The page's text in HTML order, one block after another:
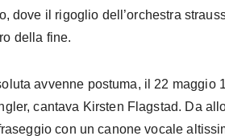
dove il rigoglio dell’orchestra
della fine.
avvenne postuma, il 22 maggio
cantava Kirsten Flagstad. Da
con un canone vocale